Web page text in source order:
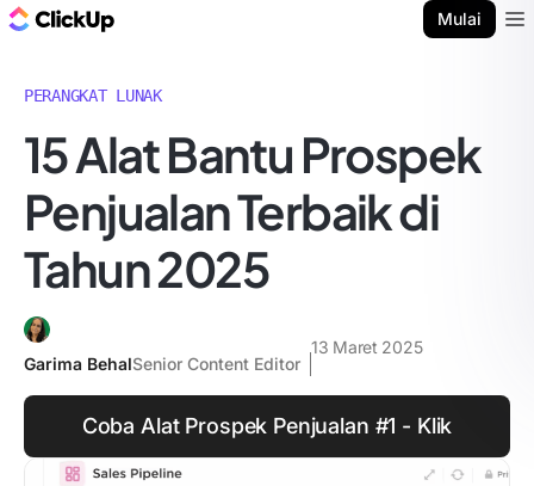
Mulai
PERANGKAT LUNAK
15 Alat Bantu Prospek
Penjualan Terbaik di
Tahun 2025
Garima BehalSenior Content Editor
13 Maret 2025
Coba Alat Prospek Penjualan #1 - Klik